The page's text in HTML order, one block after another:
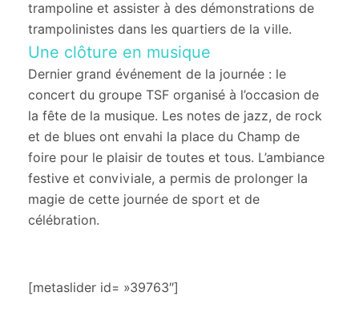
trampoline et assister à des démonstrations de
trampolinistes dans les quartiers de la ville.
Une clôture en musique
Dernier grand événement de la journée : le
concert du groupe TSF organisé à l’occasion de
la fête de la musique. Les notes de jazz, de rock
et de blues ont envahi la place du Champ de
foire pour le plaisir de toutes et tous. L’ambiance
festive et conviviale, a permis de prolonger la
magie de cette journée de sport et de
célébration.
[metaslider id= »39763″]